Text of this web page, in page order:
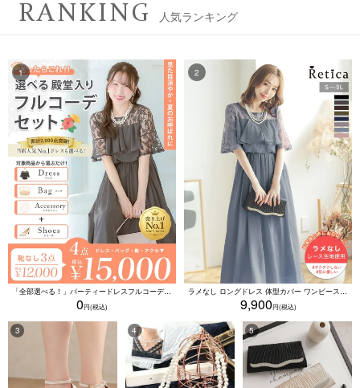
RANKING 人気ランキング
「全部選べる！」パーティードレスフルコーデセット (ドレス1点＋バッグ1点＋アクセ1点+靴1足/4点15000円(税込)/靴なしで12000円(税込))
0
ラメなし ロングドレス 体型カバー ワンピース 敏感肌対応 結婚式 二次会 お呼ばれ 大人 上品 (Sサイズ～5Lサイズ)
9,900